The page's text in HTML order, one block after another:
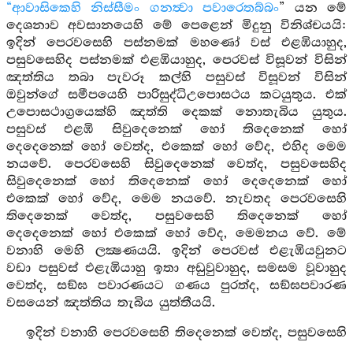
“ආවාසිකෙහි නිස්සීමං ගනත්‍වා පවාරෙතබ්බං” යන මේ
දෙශනාව අවසානයෙහි මේ පෙළෙන් මිදුනු විනිශ්චයයි:
ඉදින් පෙරවසෙහි පස්නමක් මහණෝ වස් එළඹියාහුද,
පසුවසෙහිද පස්නමක් එළඹියාහුද, පෙරවස් විසූවන් විසින්
ඤත්තිය තබා පැවරූ කල්හි පසුවස් විසූවන් විසින්
ඔවුන්ගේ සමීපයෙහි පාරිසුද්ධිඋපොසථය කටයුතුය. එක්
උපොසථාග්‍රයෙක්හි ඤත්ති දෙකක් නොතැබිය යුතුය.
පසුවස් එළඹි සිවුදෙනෙක් හෝ තිදෙනෙක් හෝ
දෙදෙනෙක් හෝ වෙත්ද, එකෙක් හෝ වේද, එහිද මෙම
නයවේ. පෙරවසෙහි සිවුදෙනෙක් වෙත්ද, පසුවසෙහිද
සිවුදෙනෙක් හෝ තිදෙනෙක් හෝ දෙදෙනෙක් හෝ
එකෙක් හෝ වේද, මෙම නයවේ. නැවතද පෙරවසෙහි
තිදෙනෙක් වෙත්ද, පසුවසෙහි තිදෙනෙක් හෝ
දෙදෙනෙක් හෝ එකෙක් හෝ වේද, මෙමනය වේ. මේ
වනාහි මෙහි ලක්‍ෂණයයි. ඉදින් පෙරවස් එළැඹියවුනට
වඩා පසුවස් එළැඹියාහු ඉතා අඩුවුවාහුද, සමසම වූවාහුද
වෙත්ද, සඞ්ඝ පවාරණයට ගණය පුරත්ද, සඞ්ඝපවාරණ
වසයෙන් ඤත්තිය තැබිය යුත්තීයයි.
ඉදින් වනාහි පෙරවසෙහි තිදෙනෙක් වෙත්ද, පසුවසෙහි